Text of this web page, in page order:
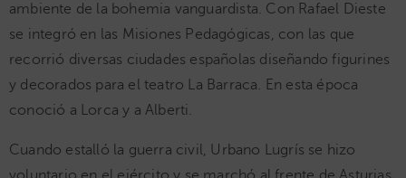
ambiente de la bohemia vanguardista. Con Rafael Dieste
se integró en las Misiones Pedagógicas, con las que
recorrió diversas ciudades españolas diseñando figurines
y decorados para el teatro La Barraca. En esta época
conoció a Lorca y a Alberti.
Cuando estalló la guerra civil, Urbano Lugrís se hizo